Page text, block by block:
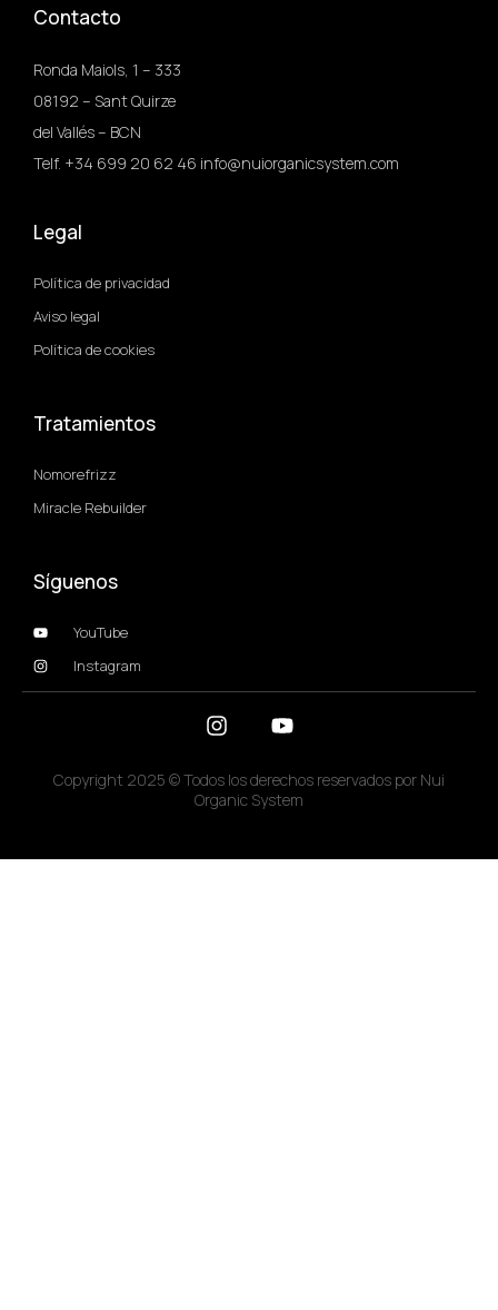
Contacto
Ronda Maiols, 1 – 333
08192 – Sant Quirze
del Vallés – BCN
Telf. +34 699 20 62 46 info@nuiorganicsystem.com
Legal
Política de privacidad
Aviso legal
Política de cookies
Tratamientos
Nomorefrizz
Miracle Rebuilder
Síguenos
YouTube
Instagram
Copyright 2025 © Todos los derechos reservados por Nui
Organic System